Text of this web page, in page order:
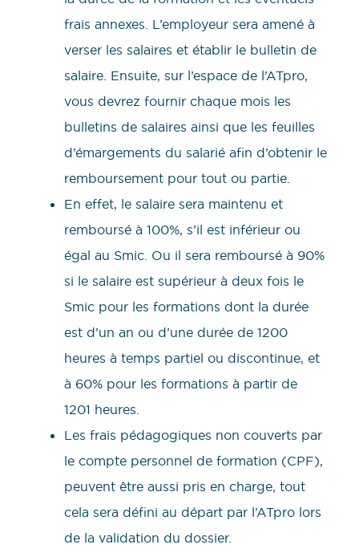
frais annexes. L’employeur sera amené à
verser les salaires et établir le bulletin de
salaire. Ensuite, sur l’espace de l’ATpro,
vous devrez fournir chaque mois les
bulletins de salaires ainsi que les feuilles
d’émargements du salarié afin d’obtenir le
remboursement pour tout ou partie.
En effet, le salaire sera maintenu et
remboursé à 100%, s’il est inférieur ou
égal au Smic. Ou il sera remboursé à 90%
si le salaire est supérieur à deux fois le
Smic pour les formations dont la durée
est d’un an ou d’une durée de 1200
heures à temps partiel ou discontinue, et
à 60% pour les formations à partir de
1201 heures.
Les frais pédagogiques non couverts par
le compte personnel de formation (CPF),
peuvent être aussi pris en charge, tout
cela sera défini au départ par l’ATpro lors
de la validation du dossier.